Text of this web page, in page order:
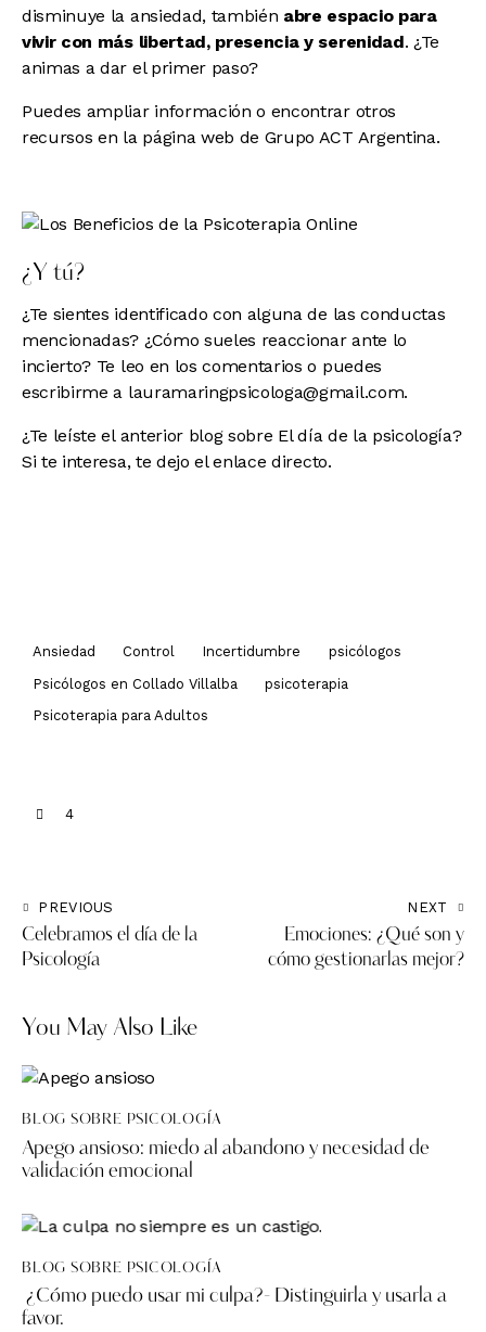
disminuye la ansiedad, también abre espacio para
vivir con más libertad, presencia y serenidad. ¿Te
animas a dar el primer paso?
Puedes ampliar información o encontrar otros
recursos en la página web de Grupo ACT Argentina.
¿Y tú?
¿Te sientes identificado con alguna de las conductas
mencionadas? ¿Cómo sueles reaccionar ante lo
incierto? Te leo en los comentarios o puedes
escribirme a lauramaringpsicologa@gmail.com.
¿Te leíste el anterior blog sobre El día de la psicología?
Si te interesa, te dejo elenlace directo.
Ansiedad Control Incertidumbre
psicólogos
Psicólogos en Collado Villalba
psicoterapia
Psicoterapia para Adultos
4
PREVIOUS
Celebramos el día de la
Psicología
NEXT
Emociones: ¿Qué son y
cómo gestionarlas mejor?
You May Also Like
BLOG SOBRE PSICOLOGÍA
Apego ansioso: miedo al abandono y necesidad de
validación emocional
BLOG SOBRE PSICOLOGÍA
¿Cómo puedo usar mi culpa?- Distinguirla y usarla a
favor.